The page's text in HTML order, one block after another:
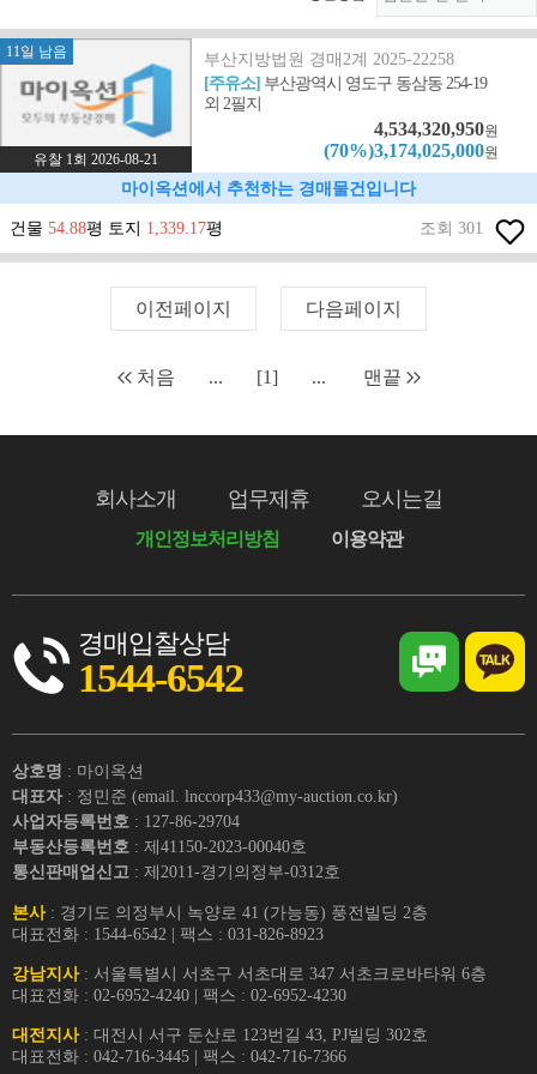
11일 남음
유찰 1회 2026-08-21
부산지방법원 경매2계 2025-22258
[주유소] 부산광역시 영도구 동삼동 254-19
외 2필지
4,534,320,950원
(70%)3,174,025,000원
마이옥션에서 추천하는 경매물건입니다
건물 54.88평 토지 1,339.17평 조회 301
이전페이지 다음페이지
처음 ... [1] ... 맨끝
회사소개 업무제휴 오시는길
개인정보처리방침 이용약관
경매입찰상담
1544-6542
상호명 : 마이옥션
대표자 : 정민준 (email. lnccorp433@my-auction.co.kr)
사업자등록번호 : 127-86-29704
부동산등록번호 : 제41150-2023-00040호
통신판매업신고 : 제2011-경기의정부-0312호
본사: 경기도 의정부시 녹양로 41 (가능동) 풍전빌딩 2층
대표전화 : 1544-6542 | 팩스 : 031-826-8923
강남지사: 서울특별시 서초구 서초대로 347 서초크로바타워 6층
대표전화 : 02-6952-4240 | 팩스 : 02-6952-4230
대전지사: 대전시 서구 둔산로 123번길 43, PJ빌딩 302호
대표전화 : 042-716-3445 | 팩스 : 042-716-7366